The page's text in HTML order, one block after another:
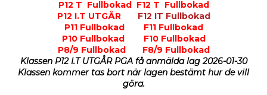
P12 T Fullbokad F12 T Fullbokad
P12 I.T UTGÅR
F12 IT Fullbokad
P11 Fullbokad
F11 Fullbokad
P10 Fullbokad
F10 Fullbokad
P8/9 Fullbokad
F8/9 Fullbokad
Klassen P12 I.T UTGÅR PGA få anmälda lag 2026-01-30
Klassen kommer tas bort när lagen bestämt hur de vill
göra.